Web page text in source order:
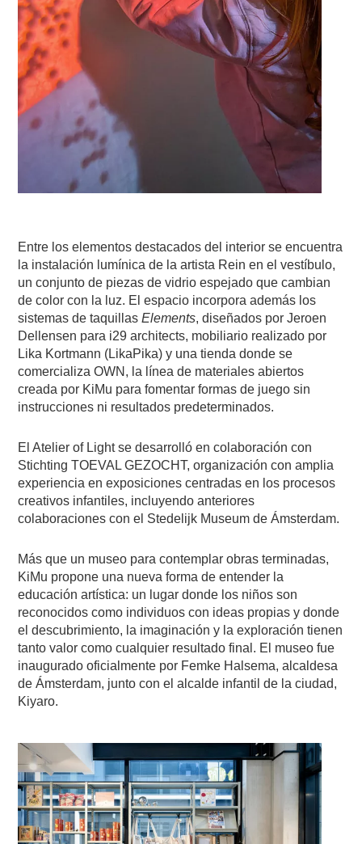
Entre los elementos destacados del interior se encuentra
la instalación lumínica de la artista Rein en el vestíbulo,
un conjunto de piezas de vidrio espejado que cambian
de color con la luz. El espacio incorpora además los
sistemas de taquillasElements, diseñados por Jeroen
Dellensen para i29 architects, mobiliario realizado por
Lika Kortmann (LikaPika) y una tienda donde se
comercializa OWN, la línea de materiales abiertos
creada por KiMu para fomentar formas de juego sin
instrucciones ni resultados predeterminados.
El Atelier of Light se desarrolló en colaboración con
Stichting TOEVAL GEZOCHT, organización con amplia
experiencia en exposiciones centradas en los procesos
creativos infantiles, incluyendo anteriores
colaboraciones con el Stedelijk Museum de Ámsterdam.
Más que un museo para contemplar obras terminadas,
KiMu propone una nueva forma de entender la
educación artística: un lugar donde los niños son
reconocidos como individuos con ideas propias y donde
el descubrimiento, la imaginación y la exploración tienen
tanto valor como cualquier resultado final. El museo fue
inaugurado oficialmente por Femke Halsema, alcaldesa
de Ámsterdam, junto con el alcalde infantil de la ciudad,
Kiyaro.